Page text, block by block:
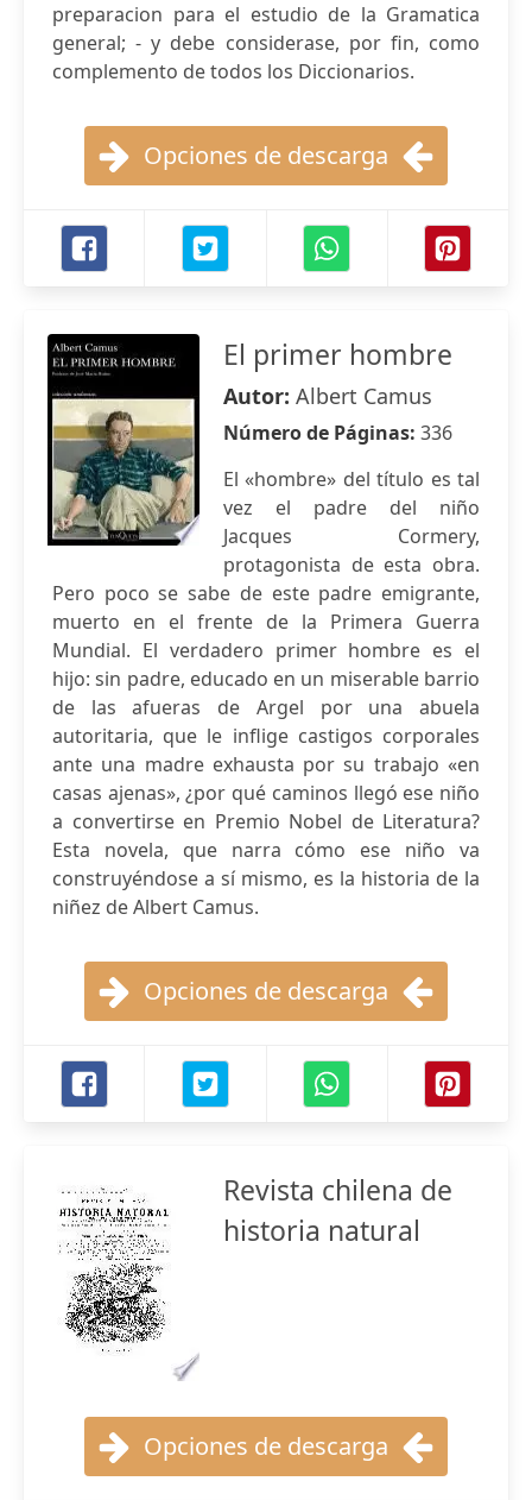
preparacion para el estudio de la Gramatica
general; - y debe considerase, por fin, como
complemento de todos los Diccionarios.
Opciones de descarga
El primer hombre
Autor: Albert Camus
Número de Páginas: 336
El «hombre» del título es tal
vez el padre del niño
Jacques Cormery,
protagonista de esta obra.
Pero poco se sabe de este padre emigrante,
muerto en el frente de la Primera Guerra
Mundial. El verdadero primer hombre es el
hijo: sin padre, educado en un miserable barrio
de las afueras de Argel por una abuela
autoritaria, que le inflige castigos corporales
ante una madre exhausta por su trabajo «en
casas ajenas», ¿por qué caminos llegó ese niño
a convertirse en Premio Nobel de Literatura?
Esta novela, que narra cómo ese niño va
construyéndose a sí mismo, es la historia de la
niñez de Albert Camus.
Opciones de descarga
Revista chilena de
historia natural
Opciones de descarga